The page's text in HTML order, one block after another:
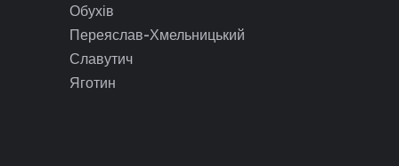
Обухів
Переяслав-Хмельницький
Славутич
Яготин